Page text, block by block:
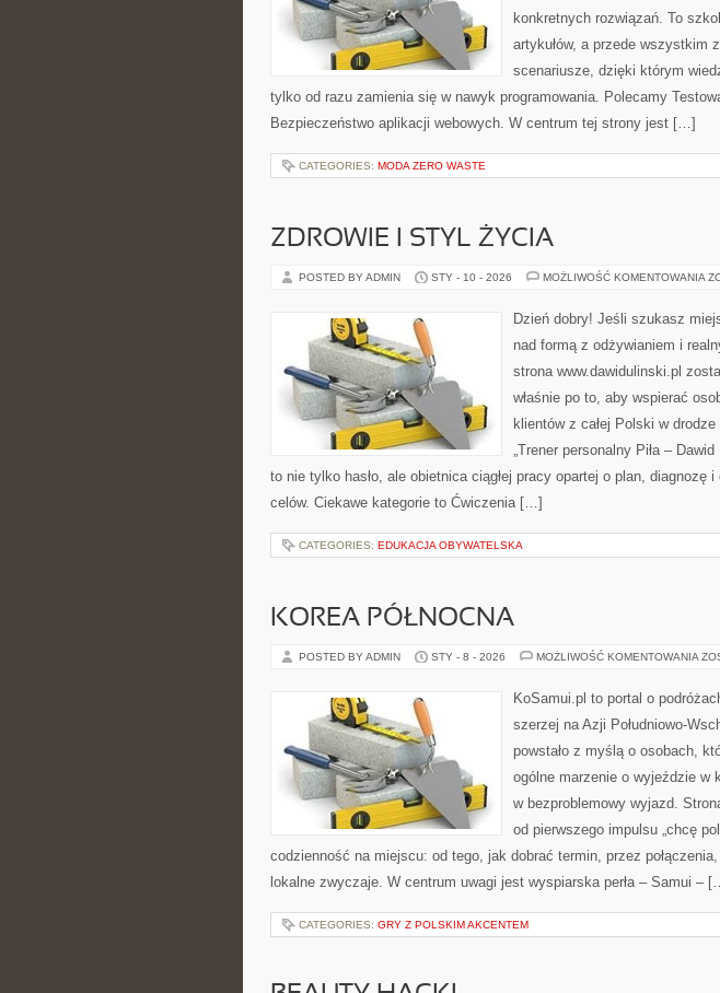
konkretnych rozwiązań. To
artykułów, a przede wszystkim
scenariusze, dzięki którym
tylko od razu zamienia się w nawyk programowania. Polecamy
Bezpieczeństwo aplikacji webowych. W centrum tej strony jest […]
CATEGORIES: MODA ZERO WASTE
ZDROWIE I STYL ŻYCIA
POSTED BY ADMIN STY - 10 - 2026 MOŻLIWOŚĆ KOMENTOWANIA
Dzień dobry! Jeśli szukasz
nad formą z odżywianiem i
strona www.dawidulinski.pl
właśnie po to, aby wspierać
klientów z całej Polski w
„Trener personalny Piła –
to nie tylko hasło, ale obietnica ciągłej pracy opartej o plan, diagnozę
celów. Ciekawe kategorie to Ćwiczenia […]
CATEGORIES: EDUKACJA OBYWATELSKA
KOREA PÓŁNOCNA
POSTED BY ADMIN STY - 8 - 2026 MOŻLIWOŚĆ KOMENTOWANIA
KoSamui.pl to portal o
szerzej na Azji Południowo-
powstało z myślą o osobach,
ogólne marzenie o wyjeździe w
w bezproblemowy wyjazd.
od pierwszego impulsu „chcę
codzienność na miejscu: od tego, jak dobrać termin, przez
lokalne zwyczaje. W centrum uwagi jest wyspiarska perła – Samui –
CATEGORIES: GRY Z POLSKIM AKCENTEM